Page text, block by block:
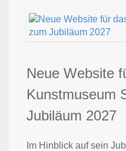
Neue Website
Kunstmuseum
Jubiläum 2027
Im Hinblick auf sein